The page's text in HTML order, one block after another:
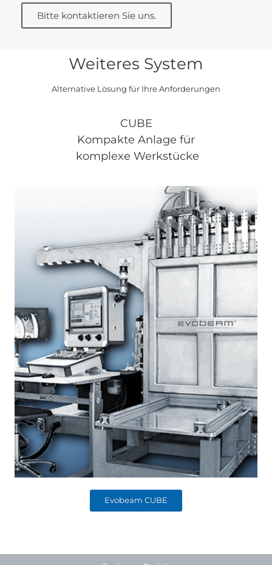
Bitte kontaktieren Sie uns.
Weiteres System
Alternative Lösung für Ihre Anforderungen
CUBE
Kompakte Anlage für
komplexe Werkstücke
Evobeam CUBE